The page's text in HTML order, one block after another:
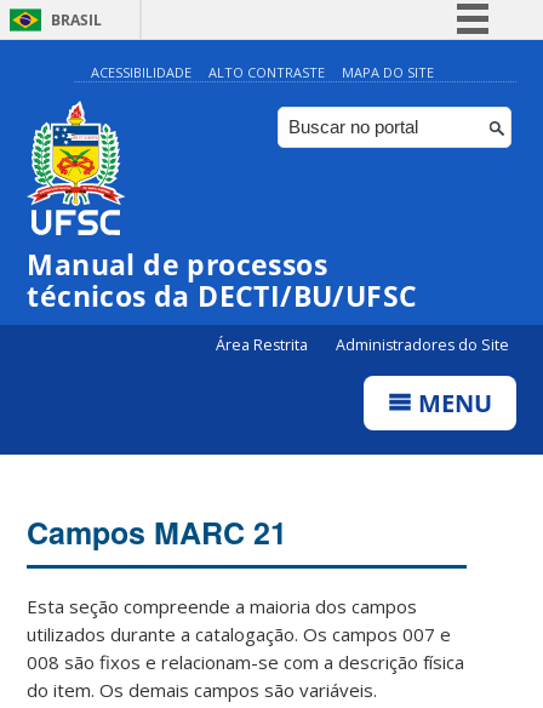
BRASIL
Simplifique!
Comunica BR
Participe
ACESSIBILIDADE ALTO CONTRASTE MAPA DO SITE
Manual de processos
técnicos da DECTI/BU/UFSC
Área Restrita Administradores do Site
MENU
Campos MARC 21
Esta seção compreende a maioria dos campos
utilizados durante a catalogação. Os campos 007 e
008 são fixos e relacionam-se com a descrição física
do item. Os demais campos são variáveis.